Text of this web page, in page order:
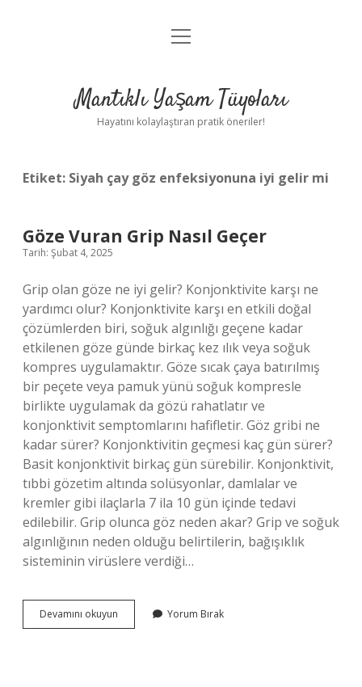
Anasayfa
Yasal Uyarı
menüyü
Mantıklı Yaşam Tüyoları
Hayatını kolaylaştıran pratik öneriler!
Etiket: Siyah çay göz enfeksiyonuna iyi gelir mi
Göze Vuran Grip Nasıl Geçer
Tarih: Şubat 4, 2025
Grip olan göze ne iyi gelir? Konjonktivite karşı ne
yardımcı olur? Konjonktivite karşı en etkili doğal
çözümlerden biri, soğuk algınlığı geçene kadar
etkilenen göze günde birkaç kez ılık veya soğuk
kompres uygulamaktır. Göze sıcak çaya batırılmış
bir peçete veya pamuk yünü soğuk kompresle
birlikte uygulamak da gözü rahatlatır ve
konjonktivit semptomlarını hafifletir. Göz gribi ne
kadar sürer? Konjonktivitin geçmesi kaç gün sürer?
Basit konjonktivit birkaç gün sürebilir. Konjonktivit,
tıbbi gözetim altında solüsyonlar, damlalar ve
kremler gibi ilaçlarla 7 ila 10 gün içinde tedavi
edilebilir. Grip olunca göz neden akar? Grip ve soğuk
algınlığının neden olduğu belirtilerin, bağışıklık
sisteminin virüslere verdiği…
Devamını okuyun
Vuran
Yorum Bırak